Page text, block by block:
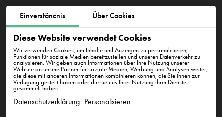
Einverständnis Über Cookies
Diese Website verwendet Cookies
Wir verwenden Cookies, um Inhalte und Anzeigen zu personalisieren,
Funktionen für soziale Medien bereitzustellen und unseren Datenverkehr zu
analysieren. Wir geben auch Informationen über Ihre Nutzung unserer
Website an unsere Partner für soziale Medien, Werbung und Analysen weiter,
die diese mit anderen Informationen kombinieren können, die Sie ihnen zur
Verfügung gestellt haben oder die sie aus Ihrer Nutzung ihrer Dienste
gesammelt haben
Datenschutzerklärung Personalisieren
AGB zur Nutzung der Plattform
Cookie-Richtlinie Impressum
CleanWhale GmbH, HRB 240046 B, DE353460818
Westhafenstraße 1, 13353 Berlin